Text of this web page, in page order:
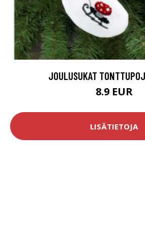
JOULUSUKAT
8.9 EUR
LISÄTIETOJA